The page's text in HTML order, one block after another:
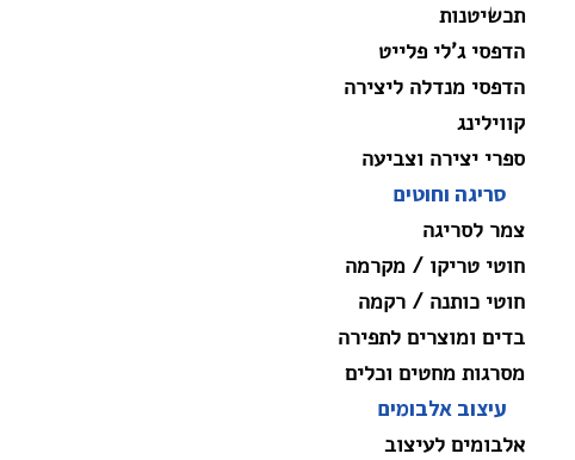
תכשיטנות
הדפסי ג'לי פלייט
הדפסי מנדלה ליצירה
קווילינג
ספרי יצירה וצביעה
סריגה וחוטים
צמר לסריגה
חוטי טריקו / מקרמה
חוטי כותנה / רקמה
בדים ומוצרים לתפירה
מסרגות מחטים וכלים
עיצוב אלבומים
אלבומים לעיצוב